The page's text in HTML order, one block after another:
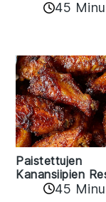
45
Paistettujen
Kanansiipien
45